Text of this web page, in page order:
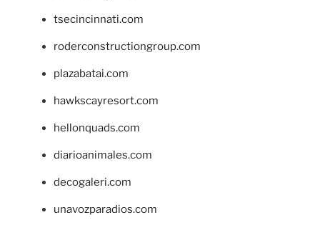
tsecincinnati.com
roderconstructiongroup.com
plazabatai.com
hawkscayresort.com
hellonquads.com
diarioanimales.com
decogaleri.com
unavozparadios.com